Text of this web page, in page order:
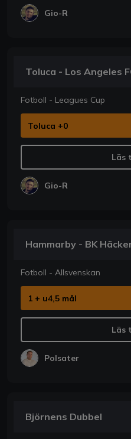
Gio-R
Toluca - Los Angeles
Fotboll - Leagues Cup
Toluca +0
Läs
Gio-R
Hammarby - BK
Fotboll - Allsvenskan
1 + u4,5 mål
Läs
Polsater
Björnens Dubbel